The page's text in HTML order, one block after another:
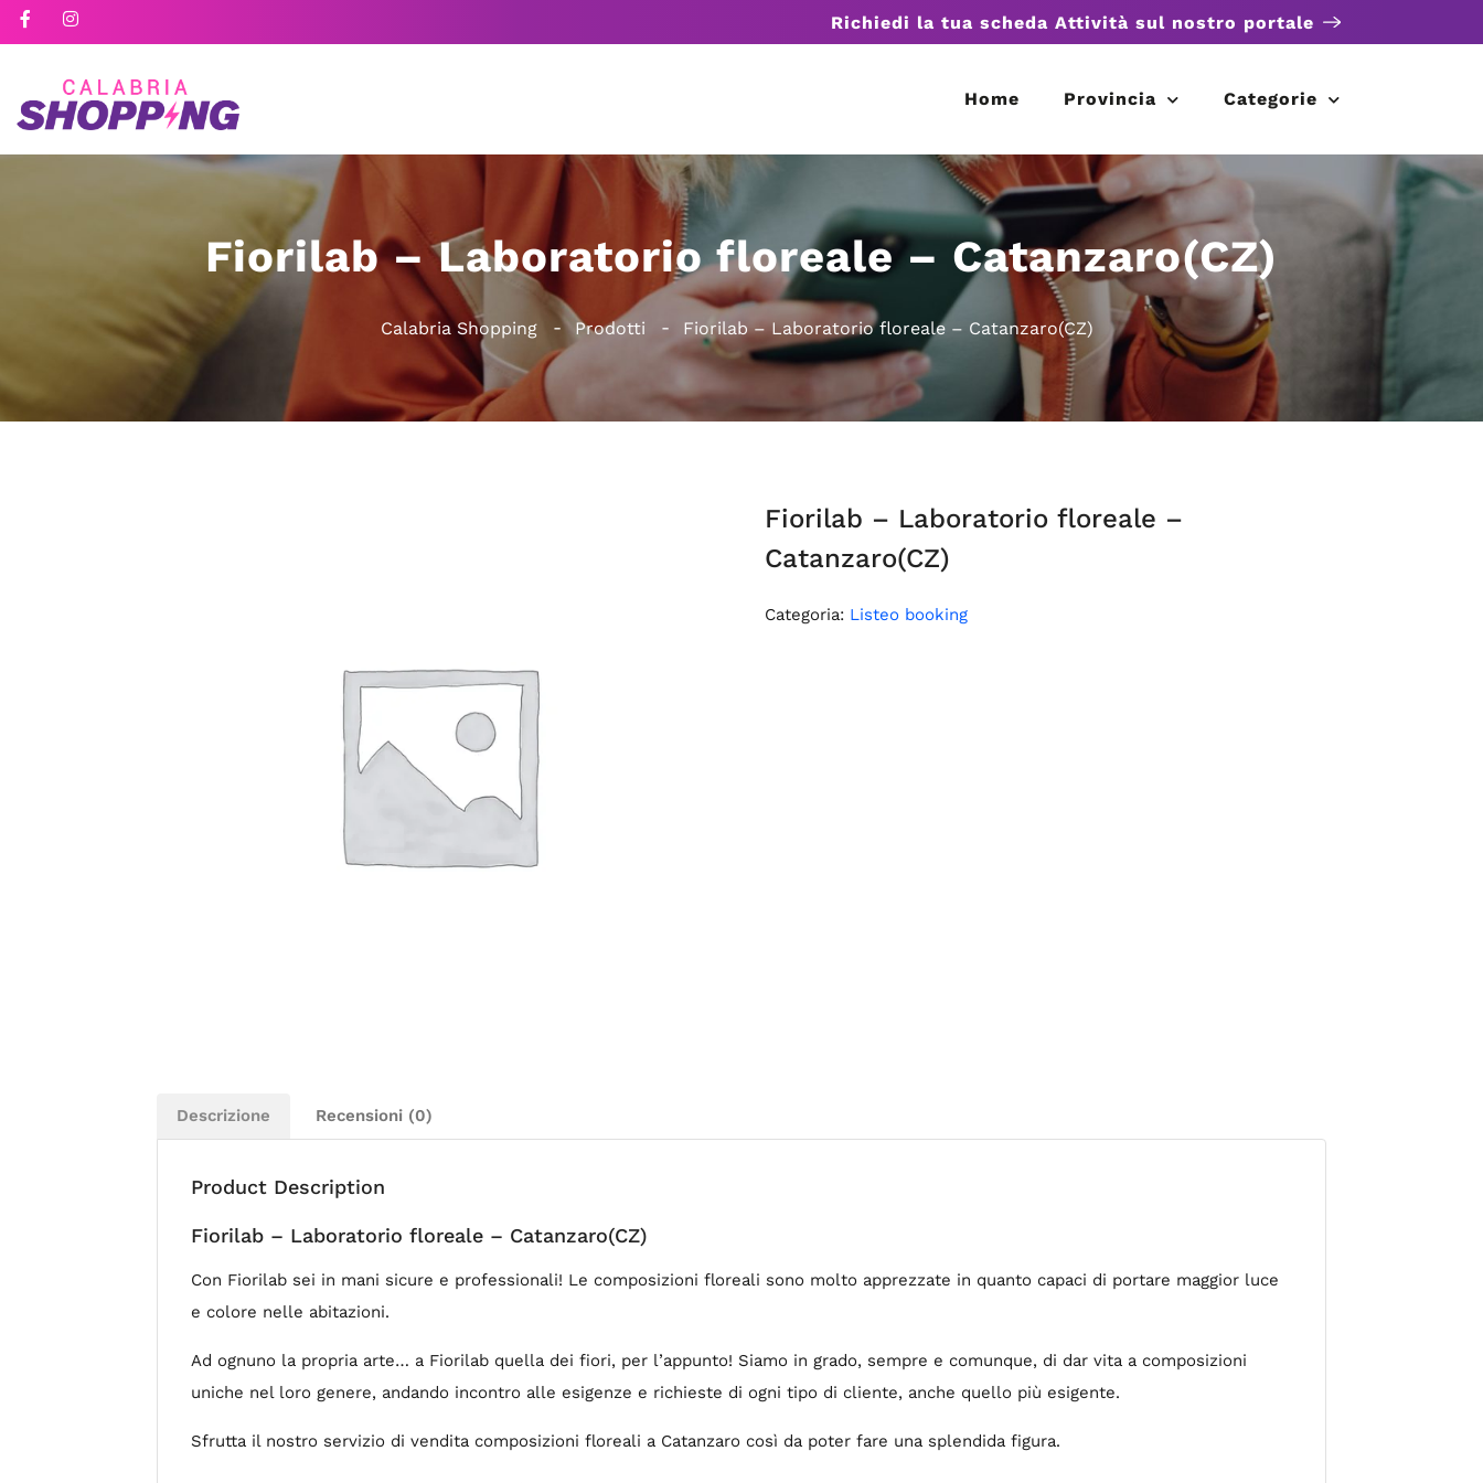
Richiedi la tua scheda Attività sul nostro portale
Home Provincia Categorie
Fiorilab – Laboratorio floreale – Catanzaro(CZ)
Calabria Shopping Prodotti Fiorilab – Laboratorio floreale – Catanzaro(CZ)
Fiorilab – Laboratorio floreale –
Catanzaro(CZ)
Categoria: Listeo booking
Descrizione Recensioni (0)
Product Description
Fiorilab – Laboratorio floreale – Catanzaro(CZ)
Con Fiorilab sei in mani sicure e professionali! Le composizioni floreali sono molto apprezzate in quanto capaci di portare maggior luce
e colore nelle abitazioni.
Ad ognuno la propria arte… a Fiorilab quella dei fiori, per l’appunto! Siamo in grado, sempre e comunque, di dar vita a composizioni
uniche nel loro genere, andando incontro alle esigenze e richieste di ogni tipo di cliente, anche quello più esigente.
Sfrutta il nostro servizio di vendita composizioni floreali a Catanzaro così da poter fare una splendida figura.